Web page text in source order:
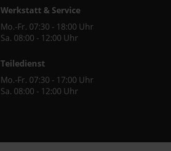
Werkstatt & Service
Mo.-Fr. 07:30 - 18:00 Uhr
Sa. 08:00 - 12:00 Uhr
Teiledienst
Mo.-Fr. 07:30 - 17:00 Uhr
Sa. 08:00 - 12:00 Uhr